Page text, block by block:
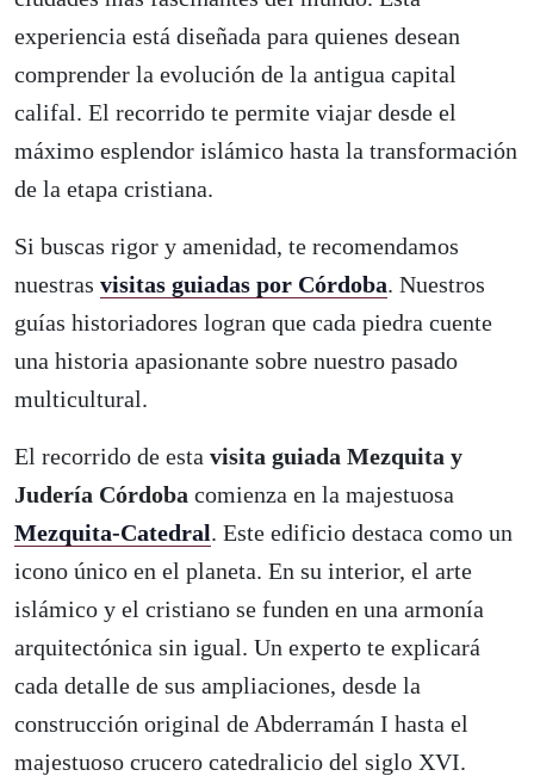
experiencia está diseñada para quienes desean
comprender la evolución de la antigua capital
califal. El recorrido te permite viajar desde el
máximo esplendor islámico hasta la transformación
de la etapa cristiana.
Si buscas rigor y amenidad, te recomendamos
nuestras visitas guiadas por Córdoba. Nuestros
guías historiadores logran que cada piedra cuente
una historia apasionante sobre nuestro pasado
multicultural.
El recorrido de esta visita guiada Mezquita y
Judería Córdoba comienza en la majestuosa
Mezquita-Catedral. Este edificio destaca como un
icono único en el planeta. En su interior, el arte
islámico y el cristiano se funden en una armonía
arquitectónica sin igual. Un experto te explicará
cada detalle de sus ampliaciones, desde la
construcción original de Abderramán I hasta el
majestuoso crucero catedralicio del siglo XVI.